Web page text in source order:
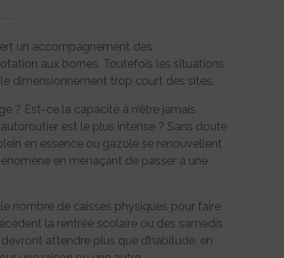
un accompagnement des
aux bornes. Toutefois les situations
dimensionnement trop court des sites.
? Est-ce la capacité à n’être jamais
est le plus intense ? Sans doute
en essence ou gazole se renouvellent
en menaçant de passer à une
le nombre de caisses physiques pour faire
la rentrée scolaire ou des samedis
attendre plus que d’habitude, en